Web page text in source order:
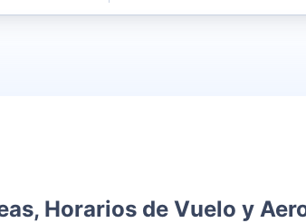
Horarios de Vuelo y